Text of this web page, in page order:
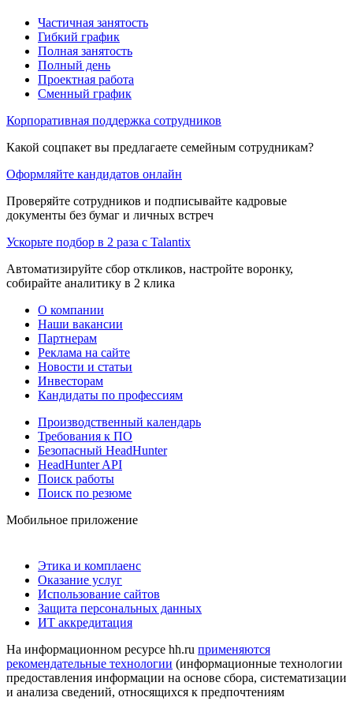
Частичная занятость
Гибкий график
Полная занятость
Полный день
Проектная работа
Сменный график
Корпоративная поддержка сотрудников
Какой соцпакет вы предлагаете семейным сотрудникам?
Оформляйте кандидатов онлайн
Проверяйте сотрудников и подписывайте кадровые
документы без бумаг и личных встреч
Ускорьте подбор в 2 раза с Talantix
Автоматизируйте сбор откликов, настройте воронку,
собирайте аналитику в 2 клика
О компании
Наши вакансии
Партнерам
Реклама на сайте
Новости и статьи
Инвесторам
Кандидаты по профессиям
Производственный календарь
Требования к ПО
Безопасный HeadHunter
HeadHunter API
Поиск работы
Поиск по резюме
Мобильное приложение
Этика и комплаенс
Оказание услуг
Использование сайтов
Защита персональных данных
ИТ аккредитация
На информационном ресурсе hh.ru применяются
рекомендательные технологии (информационные технологии
предоставления информации на основе сбора, систематизации
и анализа сведений, относящихся к предпочтениям